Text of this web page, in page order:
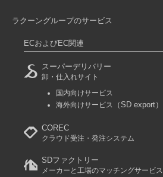
ラクーングループのサービス
ECおよびEC関連
スーパーデリバリー
卸・仕入れサイト
国内向けサービス
海外向けサービス
（SD export）
COREC
クラウド受注・発注システム
SDファクトリー
メーカーと工場のマッチングサービス